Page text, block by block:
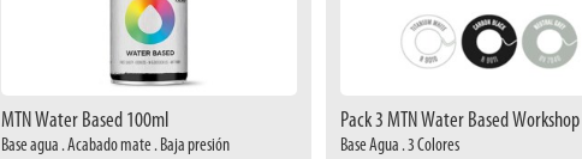
MTN Water Based 100ml
Base agua . Acabado mate . Baja presión
Pack 3 MTN Water Based Workshop
Base Agua . 3 Colores